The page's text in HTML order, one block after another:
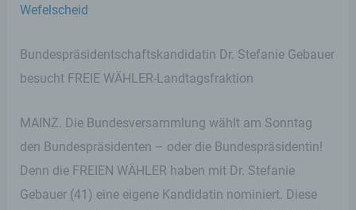
Wefelscheid
Bundespräsidentschaftskandidatin Dr. Stefanie Gebauer
besucht FREIE WÄHLER-Landtagsfraktion
MAINZ. Die Bundesversammlung wählt am Sonntag
den Bundespräsidenten – oder die Bundespräsidentin!
Denn die FREIEN WÄHLER haben mit Dr. Stefanie
Gebauer (41) eine eigene Kandidatin nominiert. Diese